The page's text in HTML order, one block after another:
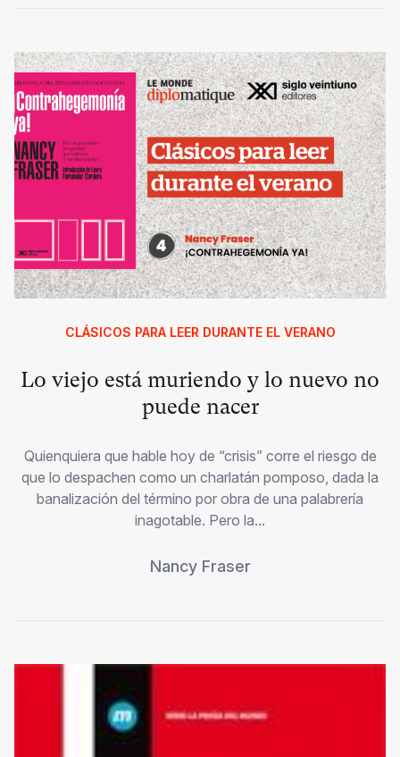
CLÁSICOS PARA LEER DURANTE EL VERANO
Lo viejo está muriendo y lo nuevo no
puede nacer
Quienquiera que hable hoy de “crisis” corre el riesgo de
que lo despachen como un charlatán pomposo, dada la
banalización del término por obra de una palabrería
inagotable. Pero la...
Nancy Fraser